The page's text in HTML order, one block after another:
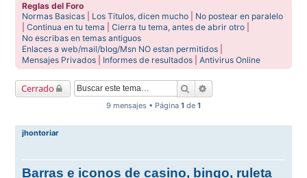
Reglas del Foro
Normas Basicas
Los Titulos, dicen mucho
No postear en paralelo
|Continua en tu tema |Cierra tu tema, antes de abrir otro
No escribas en temas antiguos
Enlaces a web/mail/blog/Msn NO estan permitidos
Mensajes Privados
Informes de resultados |Antivirus Online
Cerrado Buscar
9 mensajes • Página 1 de 1
jhontoriar
Barras e iconos de casino, bingo, ruleta